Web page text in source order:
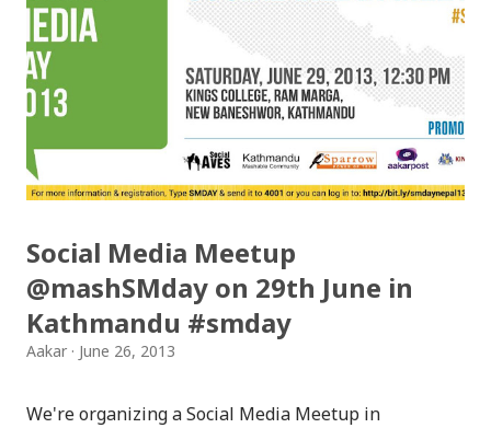
विश्वयुद्धका फोटोहरु via The Verge
Social Media Meetup
@mashSMday on 29th June in
Kathmandu #smday
Aakar June 26, 2013
We're organizing a Social Media Meetup in